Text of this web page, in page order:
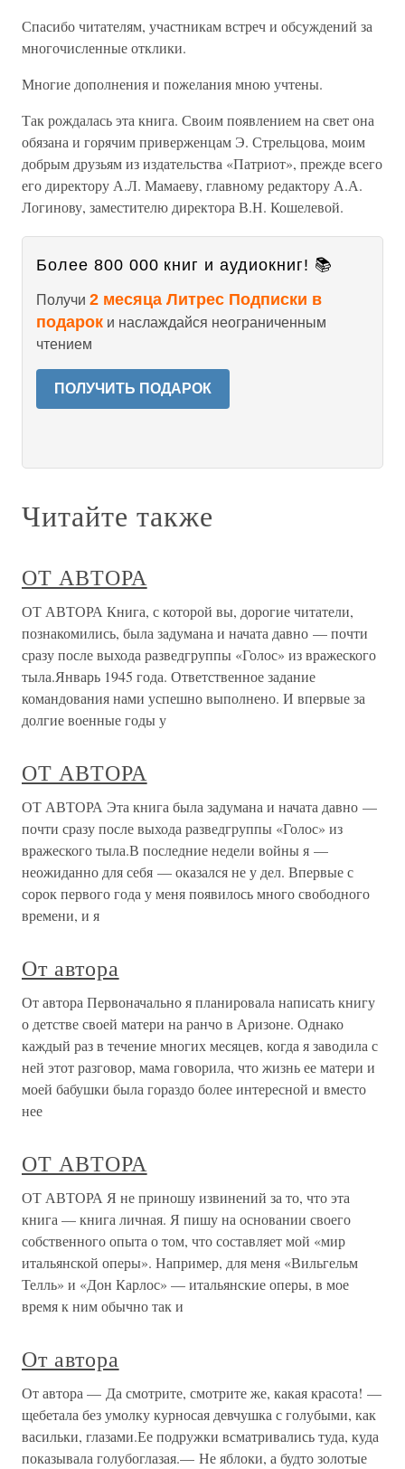
Спасибо читателям, участникам встреч и обсуждений за
многочисленные отклики.
Многие дополнения и пожелания мною учтены.
Так рождалась эта книга. Своим появлением на свет она
обязана и горячим приверженцам Э. Стрельцова, моим
добрым друзьям из издательства «Патриот», прежде всего
его директору А.Л. Мамаеву, главному редактору А.А.
Логинову, заместителю директора В.Н. Кошелевой.
Более 800 000 книг и аудиокниг! 📚
Получи 2 месяца Литрес Подписки в
подарок и наслаждайся неограниченным
чтением
ПОЛУЧИТЬ ПОДАРОК
Читайте также
ОТ АВТОРА
ОТ АВТОРА Книга, с которой вы, дорогие читатели,
познакомились, была задумана и начата давно — почти
сразу после выхода разведгруппы «Голос» из вражеского
тыла.Январь 1945 года. Ответственное задание
командования нами успешно выполнено. И впервые за
долгие военные годы у
ОТ АВТОРА
ОТ АВТОРА Эта книга была задумана и начата давно —
почти сразу после выхода разведгруппы «Голос» из
вражеского тыла.В последние недели войны я —
неожиданно для себя — оказался не у дел. Впервые с
сорок первого года у меня появилось много свободного
времени, и я
От автора
От автора Первоначально я планировала написать книгу
о детстве своей матери на ранчо в Аризоне. Однако
каждый раз в течение многих месяцев, когда я заводила с
ней этот разговор, мама говорила, что жизнь ее матери и
моей бабушки была гораздо более интересной и вместо
нее
ОТ АВТОРА
ОТ АВТОРА Я не приношу извинений за то, что эта
книга — книга личная. Я пишу на основании своего
собственного опыта о том, что составляет мой «мир
итальянской оперы». Например, для меня «Вильгельм
Телль» и «Дон Карлос» — итальянские оперы, в мое
время к ним обычно так и
От автора
От автора — Да смотрите, смотрите же, какая красота! —
щебетала без умолку курносая девчушка с голубыми, как
васильки, глазами.Ее подружки всматривались туда, куда
показывала голубоглазая.— Не яблоки, а будто золотые